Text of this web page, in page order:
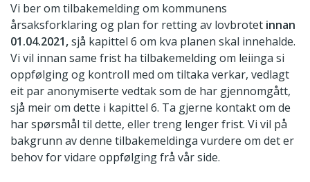
Vi ber om tilbakemelding om kommunens
årsaksforklaring og plan for retting av lovbrotet innan
01.04.2021,sjå kapittel 6 om kva planen skal innehalde.
Vi vil innan same frist ha tilbakemelding om leiinga si
oppfølging og kontroll med om tiltaka verkar, vedlagt
eit par anonymiserte vedtak som de har gjennomgått,
sjå meir om dette i kapittel 6. Ta gjerne kontakt om de
har spørsmål til dette, eller treng lenger frist. Vi vil på
bakgrunn av denne tilbakemeldinga vurdere om det er
behov for vidare oppfølging frå vår side.